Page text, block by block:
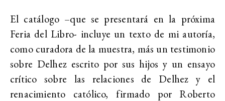
El catálogo –que se presentará en la próxima
Feria del Libro- incluye un texto de mi autoría,
como curadora de la muestra, más un testimonio
sobre Delhez escrito por sus hijos y un ensayo
crítico sobre las relaciones de Delhez y el
renacimiento católico, firmado por Roberto